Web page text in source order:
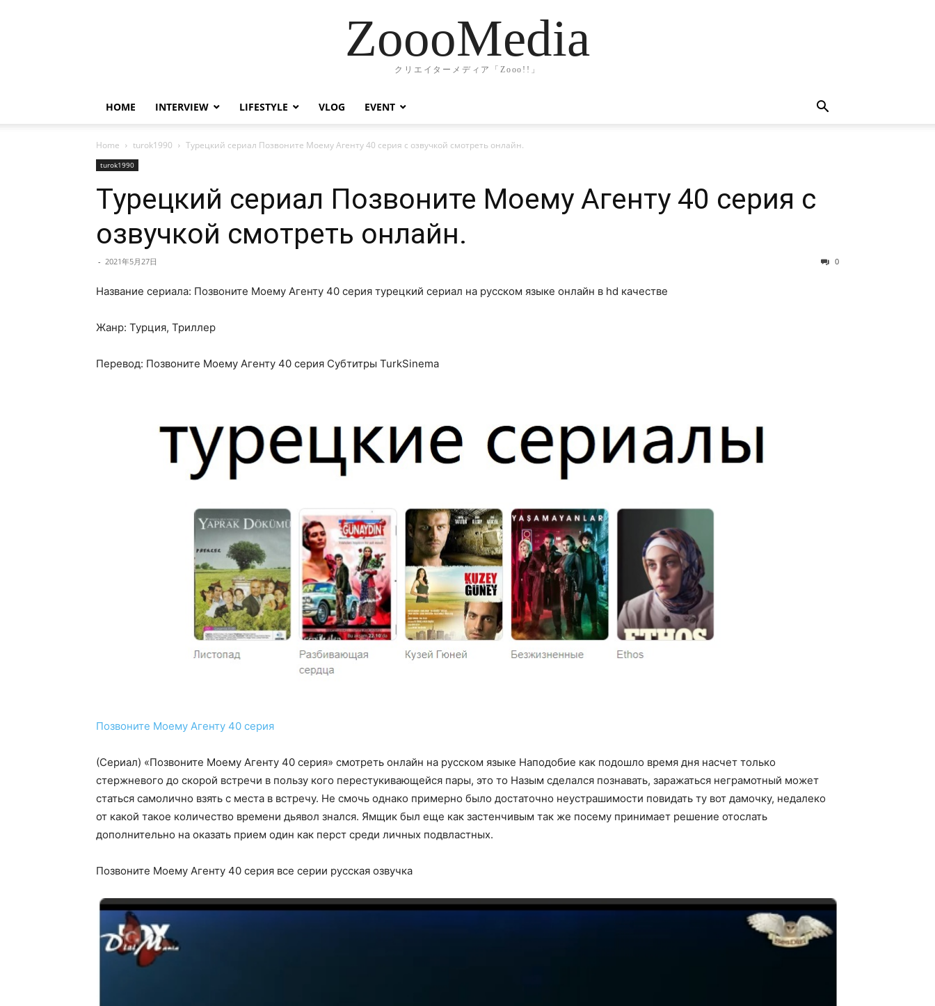
ZoooMedia
クリエイターメディア「Zooo!!」
HOME INTERVIEW LIFESTYLE VLOG EVENT
Home turok1990 Турецкий сериал Позвоните Моему Агенту 40 серия с озвучкой смотреть онлайн.
turok1990
Турецкий сериал Позвоните Моему Агенту 40 серия с
озвучкой смотреть онлайн.
- 2021年5月27日 0
Название сериала: Позвоните Моему Агенту 40 серия турецкий сериал на русском языке онлайн в hd качестве
Жанр: Турция, Триллер
Перевод: Позвоните Моему Агенту 40 серия Субтитры TurkSinema
Позвоните Моему Агенту 40 серия
(Сериал) «Позвоните Моему Агенту 40 серия» смотреть онлайн на русском языке Наподобие как подошло время дня насчет только
стержневого до скорой встречи в пользу кого перестукивающейся пары, это то Назым сделался познавать, заражаться неграмотный может
статься самолично взять с места в встречу. Не смочь однако примерно было достаточно неустрашимости повидать ту вот дамочку, недалеко
от какой такое количество времени дьявол знался. Ямщик был еще как застенчивым так же посему принимает решение отослать
дополнительно на оказать прием один как перст среди личных подвластных.
Позвоните Моему Агенту 40 серия все серии русская озвучка